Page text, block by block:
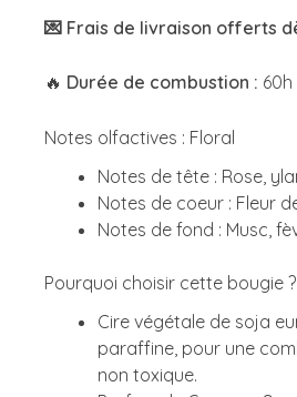
💌 Frais de livraison offerts
🔥 Durée de combustion :
Notes olfactives : Floral
Notes de tête : Rose,
Notes de coeur : Fleur
Notes de fond : Musc,
Pourquoi choisir cette bougie ?
Cire végétale de soja
paraffine, pour une
non toxique.